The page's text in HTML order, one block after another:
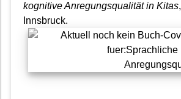
kognitive Anregungsqualität in Kitas,
Innsbruck.